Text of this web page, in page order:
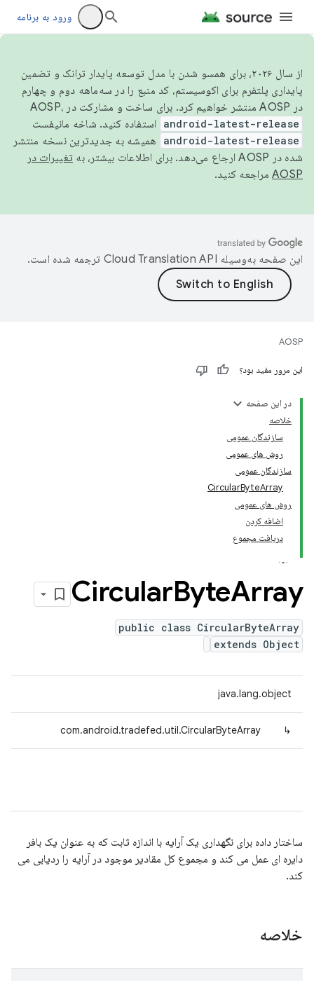
ورود به برنامه
از سال ۲۰۲۶، برای همسو شدن با مدل توسعه پایدار ترانک و تضمین
پایداری پلتفرم برای اکوسیستم، کد منبع را در سه‌ماهه دوم و چهارم
در AOSP منتشر خواهیم کرد. برای ساخت و مشارکت در AOSP،
android-latest-release استفاده کنید. شاخه مانیفست
android-latest-release
همیشه به جدیدترین نسخه منتشر
شده در AOSP ارجاع می‌دهد. برای اطلاعات بیشتر، به
تغییرات در
AOSP مراجعه کنید.
این صفحه به‌وسیله ترجمه شده است.
AOSP
این مرور مفید بود؟
در این صفحه
خلاصه
سازندگان عمومی
روش های عمومی
سازندگان عمومی
CircularByteArray
روش های عمومی
اضافه کردن
دریافت مجموع
CircularByteArray
public class CircularByteArray
extends Object
java.lang.object
↳
com.android.tradefed.util.CircularByteArray
ساختار داده برای نگهداری یک آرایه با اندازه ثابت که به عنوان یک بافر
دایره ای عمل می کند و مجموع کل مقادیر موجود در آرایه را ردیابی می
کند.
خلاصه